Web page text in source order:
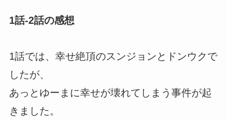
1話-2話の感想
1話では、幸せ絶頂のスンジョンとドンウクで
したが、
あっとゆーまに幸せが壊れてしまう事件が起
きました。